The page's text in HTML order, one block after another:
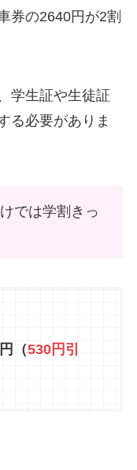
券の2640円が2割
学生証や生徒証
る必要がありま
では学割きっ
（530円引